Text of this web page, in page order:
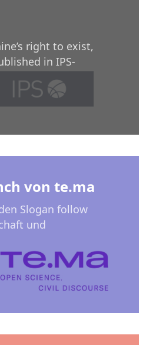
right to exist,
in IPS-
von te.ma
Slogan follow
und